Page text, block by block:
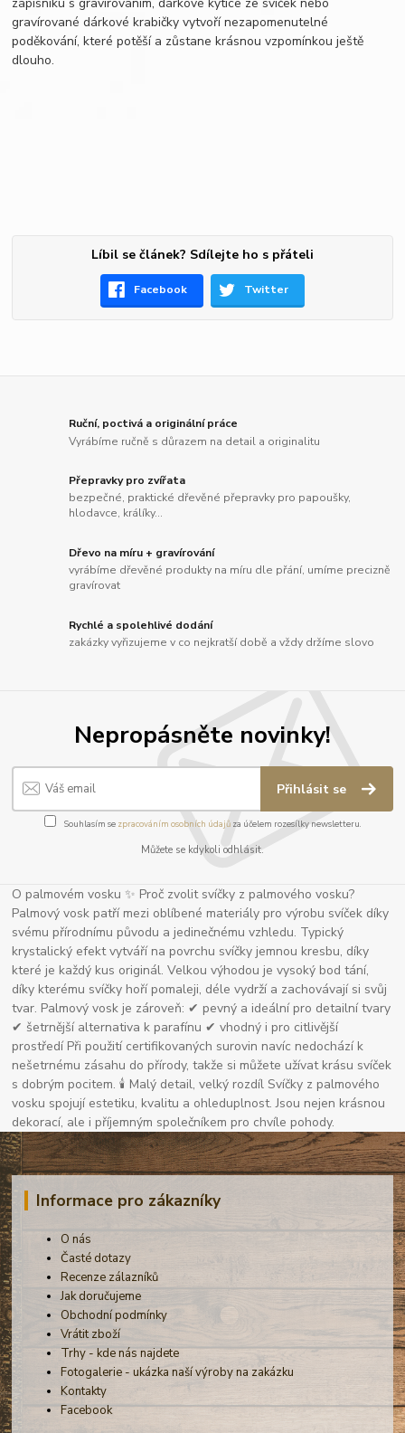
gravírované dárkové krabičky vytvoří nezapomenutelné
poděkování, které potěší a zůstane krásnou vzpomínkou ještě
dlouho.
Líbil se článek? Sdílejte ho s přáteli
Facebook Twitter
Ruční, poctivá a originální práce
Vyrábíme ručně s důrazem na detail a originalitu
Přepravky pro zvířata
bezpečné, praktické dřevěné přepravky pro papoušky,
hlodavce, králíky...
Dřevo na míru + gravírování
vyrábíme dřevěné produkty na míru dle přání, umíme precizně
gravírovat
Rychlé a spolehlivé dodání
zakázky vyřizujeme v co nejkratší době a vždy držíme slovo
Nepropásněte novinky!
Přihlásit se
Souhlasím se zpracováním osobních údajůza účelem rozesílky newsletteru.
Můžete se kdykoli odhlásit.
O palmovém vosku ✨ Proč zvolit svíčky z palmového vosku?
Palmový vosk patří mezi oblíbené materiály pro výrobu svíček díky
svému přírodnímu původu a jedinečnému vzhledu. Typický
krystalický efekt vytváří na povrchu svíčky jemnou kresbu, díky
které je každý kus originál. Velkou výhodou je vysoký bod tání,
díky kterému svíčky hoří pomaleji, déle vydrží a zachovávají si svůj
tvar. Palmový vosk je zároveň: ✔ pevný a ideální pro detailní tvary
✔ šetrnější alternativa k parafínu ✔ vhodný i pro citlivější
prostředí Při použití certifikovaných surovin navíc nedochází k
nešetrnému zásahu do přírody, takže si můžete užívat krásu svíček
s dobrým pocitem. 🕯 Malý detail, velký rozdíl Svíčky z palmového
vosku spojují estetiku, kvalitu a ohleduplnost. Jsou nejen krásnou
dekorací, ale i příjemným společníkem pro chvíle pohody.
Informace pro zákazníky
O nás
Časté dotazy
Recenze zálazníků
Jak doručujeme
Obchodní podmínky
Vrátit zboží
Trhy - kde nás najdete
Fotogalerie - ukázka naší výroby na zakázku
Kontakty
Facebook